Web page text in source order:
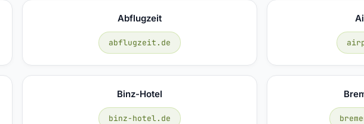
Abflugzeit
abflugzeit.de
Binz-Hotel
binz-hotel.de